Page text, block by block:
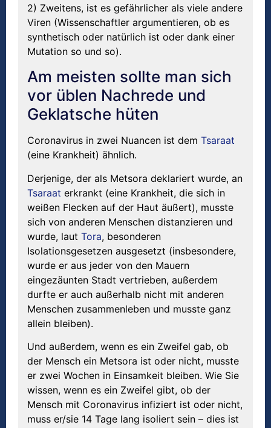
2) Zweitens, ist es gefährlicher als viele andere
Viren (Wissenschaftler argumentieren, ob es
synthetisch oder natürlich ist oder dank einer
Mutation so und so).
Am meisten sollte man sich
vor üblen Nachrede und
Geklatsche hüten
Coronavirus in zwei Nuancen ist dem Tsaraat
(eine Krankheit) ähnlich.
Derjenige, der als Metsora deklariert wurde, an
Tsaraat erkrankt (eine Krankheit, die sich in
weißen Flecken auf der Haut äußert), musste
sich von anderen Menschen distanzieren und
wurde, laut Tora, besonderen
Isolationsgesetzen ausgesetzt (insbesondere,
wurde er aus jeder von den Mauern
eingezäunten Stadt vertrieben, außerdem
durfte er auch außerhalb nicht mit anderen
Menschen zusammenleben und musste ganz
allein bleiben).
Und außerdem, wenn es ein Zweifel gab, ob
der Mensch ein Metsora ist oder nicht, musste
er zwei Wochen in Einsamkeit bleiben. Wie Sie
wissen, wenn es ein Zweifel gibt, ob der
Mensch mit Coronavirus infiziert ist oder nicht,
muss er/sie 14 Tage lang isoliert sein – dies ist